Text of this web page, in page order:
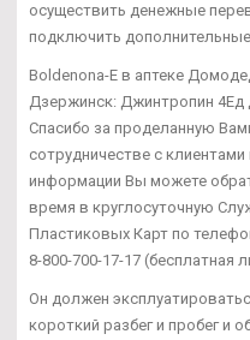
осуществить денежные
подключить
Boldenona-E в аптеке
Дзержинск: Джинтропин
Спасибо за проделанную
сотрудничестве с
информации Вы можете
время в круглосуточную
Пластиковых Карт по
8-800-700-17-17 (бесплатная
Он должен
короткий разбег и пробег и